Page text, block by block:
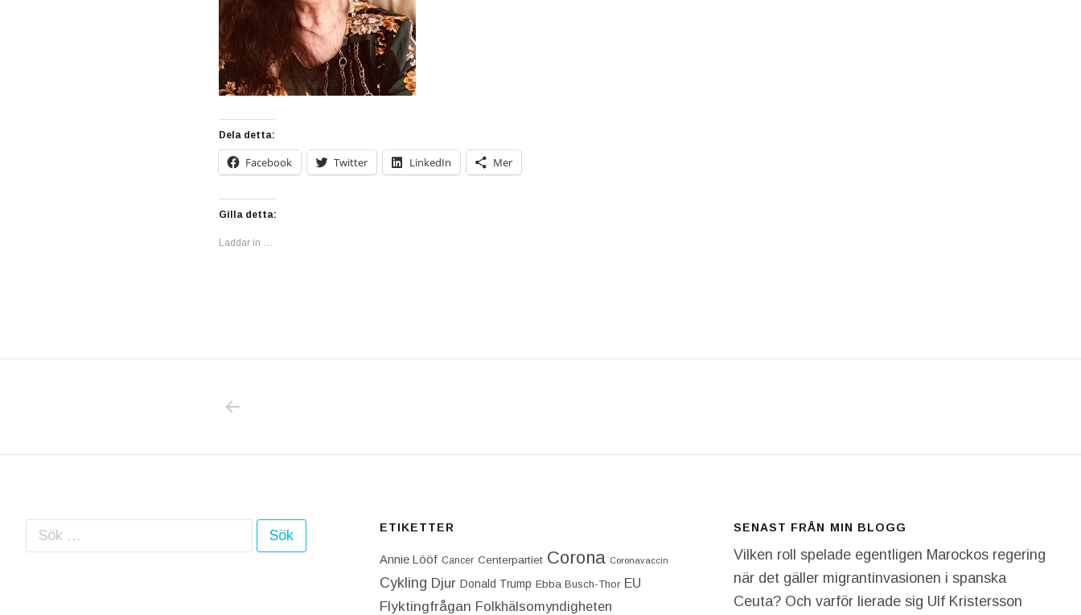
Dela detta:
Facebook Twitter LinkedIn Mer
Gilla detta:
Laddar in …
Sök efter: ETIKETTER
Annie Lööf Cancer Centerpartiet‎ Corona Coronavaccin
Cykling Djur Donald Trump Ebba Busch-Thor EU
Flyktingfrågan Folkhälsomyndigheten
SENAST FRÅN MIN BLOGG
Vilken roll spelade egentligen Marockos regering
när det gäller migrantinvasionen i spanska
Ceuta? Och varför lierade sig Ulf Kristersson